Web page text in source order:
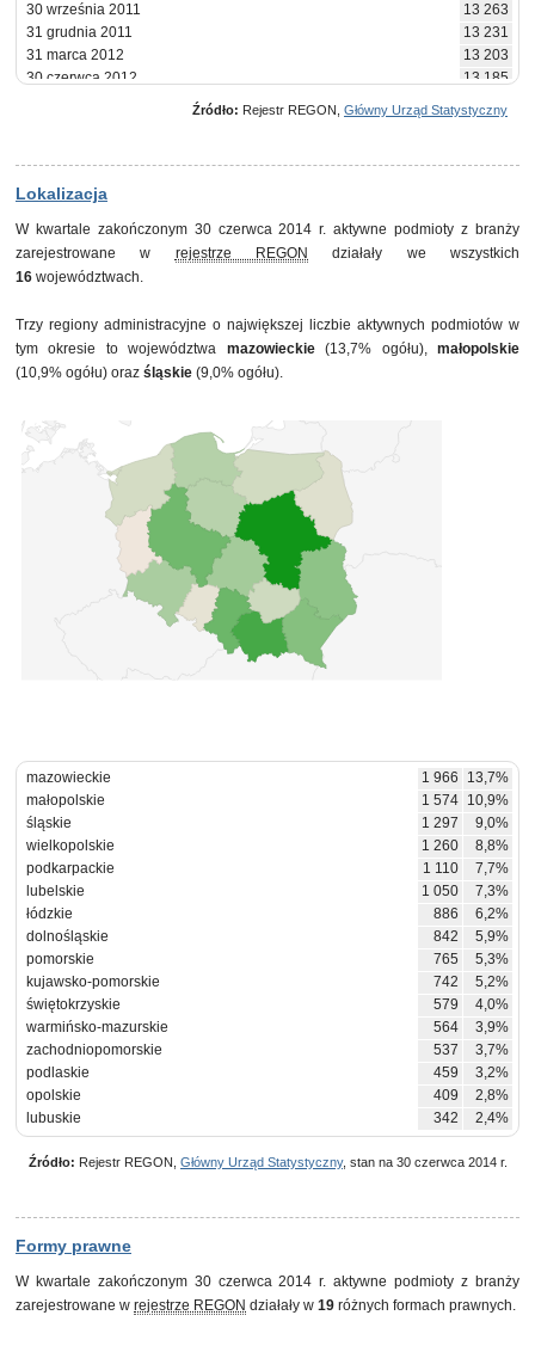
30 września 2011
13 263
31 grudnia 2011
13 231
31 marca 2012
13 203
30 czerwca 2012
13 185
30 czerwca 2013
14 452
30 września 2013
31 marca 2014
14 422
30 czerwca 2014
14 382
Źródło: Rejestr REGON, Główny Urząd Statystyczny
Lokalizacja
W kwartale zakończonym 30 czerwca 2014 r. aktywne podmioty z branży
zarejestrowane w rejestrze REGON
działały we wszystkich
16 województwach.
Trzy regiony administracyjne o największej liczbie aktywnych podmiotów w
tym okresie to województwa mazowieckie(13,7% ogółu),małopolskie
(10,9% ogółu) oraz śląskie (9,0% ogółu).
mazowieckie 1 966
13,7%
małopolskie
1 574 10,9%
śląskie
1 297
9,0%
wielkopolskie
1 260
8,8%
podkarpackie
1 110
7,7%
lubelskie
1 050
7,3%
łódzkie
886
6,2%
dolnośląskie
842
5,9%
pomorskie
765
5,3%
kujawsko-pomorskie
742
5,2%
świętokrzyskie
579
4,0%
warmińsko-mazurskie
564
3,9%
zachodniopomorskie
537
3,7%
podlaskie
459
3,2%
opolskie
409
2,8%
lubuskie
342 2,4%
Źródło: Rejestr REGON, Główny Urząd Statystyczny, stan na 30 czerwca 2014 r.
Formy prawne
W kwartale zakończonym 30 czerwca 2014 r. aktywne podmioty z branży
zarejestrowane w rejestrze REGON działały w 19 różnych formach prawnych.